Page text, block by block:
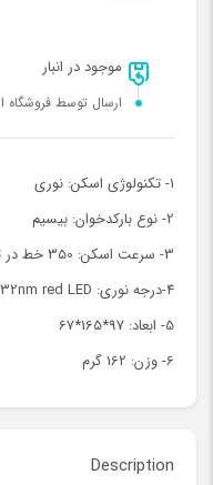
موجود در انبار
ارسال توسط فروشگاه
1- تکنولوژی اسکن: نوری
2- نوع بارکدخوان: بیسیم
3- سرعت اسکن: 350 خط در ثانیه
4-درجه نوری: 632nm red LED
5- ابعاد: 97*165*67
6- وزن: 162 گرم
Description